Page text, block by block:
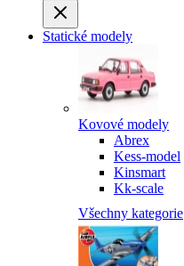
Statické modely
Kovové modely
Abrex
Kess-model
Kinsmart
Kk-scale
Všechny kategorie